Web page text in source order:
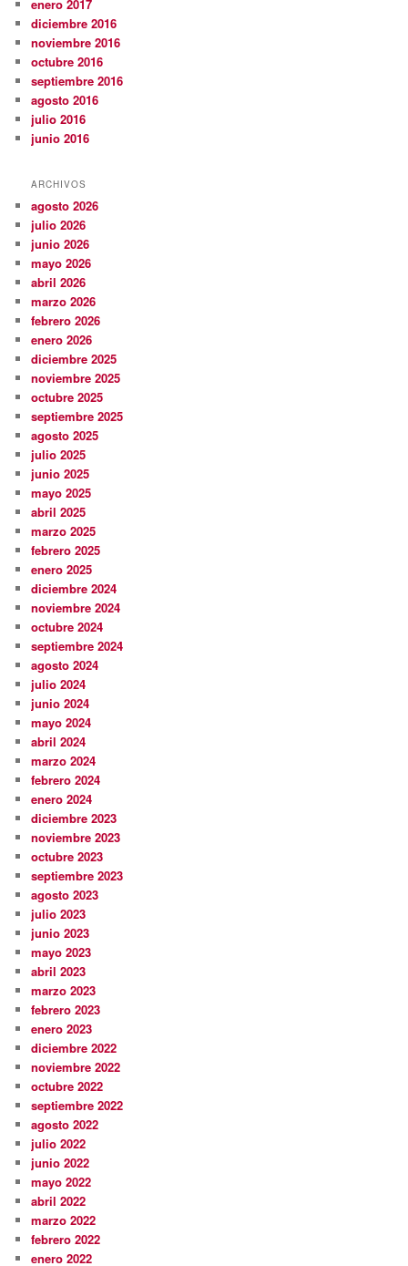
enero 2017
diciembre 2016
noviembre 2016
octubre 2016
septiembre 2016
agosto 2016
julio 2016
junio 2016
ARCHIVOS
agosto 2026
julio 2026
junio 2026
mayo 2026
abril 2026
marzo 2026
febrero 2026
enero 2026
diciembre 2025
noviembre 2025
octubre 2025
septiembre 2025
agosto 2025
julio 2025
junio 2025
mayo 2025
abril 2025
marzo 2025
febrero 2025
enero 2025
diciembre 2024
noviembre 2024
octubre 2024
septiembre 2024
agosto 2024
julio 2024
junio 2024
mayo 2024
abril 2024
marzo 2024
febrero 2024
enero 2024
diciembre 2023
noviembre 2023
octubre 2023
septiembre 2023
agosto 2023
julio 2023
junio 2023
mayo 2023
abril 2023
marzo 2023
febrero 2023
enero 2023
diciembre 2022
noviembre 2022
octubre 2022
septiembre 2022
agosto 2022
julio 2022
junio 2022
mayo 2022
abril 2022
marzo 2022
febrero 2022
enero 2022